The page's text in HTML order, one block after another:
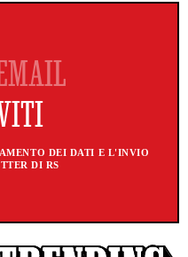
DEI DATI E L'INVIO
DI RS